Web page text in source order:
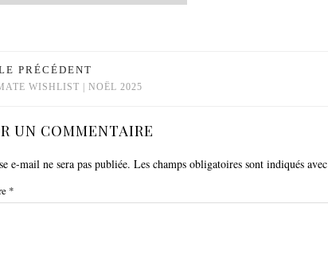
PRÉCÉDENT
WISHLIST | NOËL 2025
UN COMMENTAIRE
e-mail ne sera pas publiée. Les champs obligatoires sont indiqués avec
*